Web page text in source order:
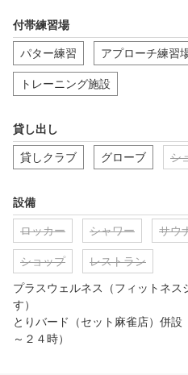
インドアゴルフの練習に特化した
-特徴-
１．AIによるスイング・スコア診
2.ドラコン、アプローチのオンラ
3.スマホアプリで数値や動画をデ
5.同伴１名まで無料で入室可能
付帯練習場
パター練習 アプローチ練習
トレーニング施設
貸し出し
貸しクラブ グローブ シ
設備
ロッカー シャワー サウ
ショップ レストラン
プラスウェルネス（フィットネ
す）
とりバード（セット麻雀店）併
～２４時）